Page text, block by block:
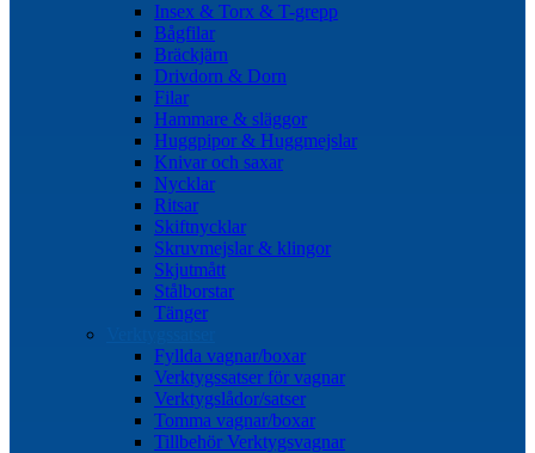
Insex & Torx & T-grepp
Bågfilar
Bräckjärn
Drivdorn & Dorn
Filar
Hammare & släggor
Huggpipor & Huggmejslar
Knivar och saxar
Nycklar
Ritsar
Skiftnycklar
Skruvmejslar & klingor
Skjutmått
Stålborstar
Tänger
Fyllda vagnar/boxar
Verktygssatser för vagnar
Verktygslådor/satser
Tomma vagnar/boxar
Tillbehör Verktygsvagnar